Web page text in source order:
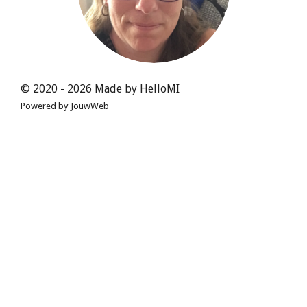
© 2020 - 2026 Made by HelloMI
Powered by JouwWeb